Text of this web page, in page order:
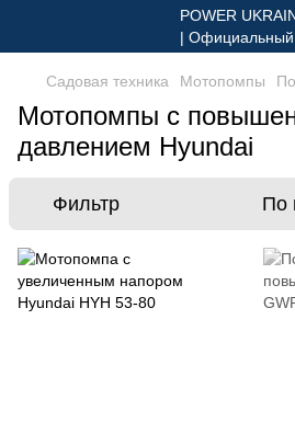
Садовая техника Мотопомпы
Мотопомпы с
давлением Hyundai
Фильтр По